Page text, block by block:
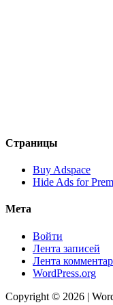
Страницы
Buy Adspace
Hide Ads for
Мета
Войти
Лента записей
Лента
WordPress.org
Copyright © 2026 |